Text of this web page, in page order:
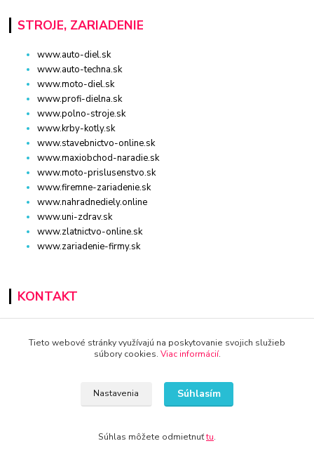
STROJE, ZARIADENIE
www.auto-diel.sk
www.auto-techna.sk
www.moto-diel.sk
www.profi-dielna.sk
www.polno-stroje.sk
www.krby-kotly.sk
www.stavebnictvo-online.sk
www.maxiobchod-naradie.sk
www.moto-prislusenstvo.sk
www.firemne-zariadenie.sk
www.nahradnediely.online
www.uni-zdrav.sk
www.zlatnictvo-online.sk
www.zariadenie-firmy.sk
KONTAKT
www.kvalitnytovar.sk
+421 940 949 000
Tieto webové stránky využívajú na poskytovanie svojich služieb
súbory cookies. Viac informácií.
Nastavenia Súhlasím
Súhlas môžete odmietnuťtu.